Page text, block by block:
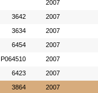
2007
3642 2007
3634 2007
6454 2007
P064510 2007
6423 2007
3864 2007